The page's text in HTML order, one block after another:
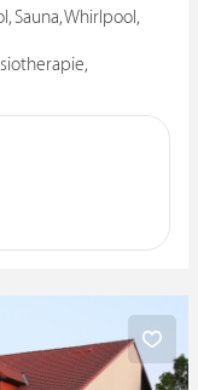
Sauna, Whirlpool,